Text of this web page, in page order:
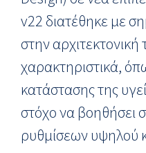
v22 διατέθηκε με
στην
χαρακτηριστικά,
κατάστασης της
στόχο να βοηθήσει
ρυθμίσεων υψηλού